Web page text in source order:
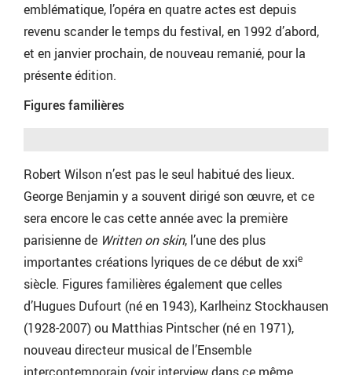
emblématique, l’opéra en quatre actes est depuis
revenu scander le temps du festival, en 1992 d’abord,
et en janvier prochain, de nouveau remanié, pour la
présente édition.
Figures familières
Robert Wilson n’est pas le seul habitué des lieux.
George Benjamin y a souvent dirigé son œuvre, et ce
sera encore le cas cette année avec la première
parisienne de Written on skin, l’une des plus
importantes créations lyriques de ce début de xxie
siècle. Figures familières également que celles
d’Hugues Dufourt (né en 1943), Karlheinz Stockhausen
(1928-2007) ou Matthias Pintscher (né en 1971),
nouveau directeur musical de l’Ensemble